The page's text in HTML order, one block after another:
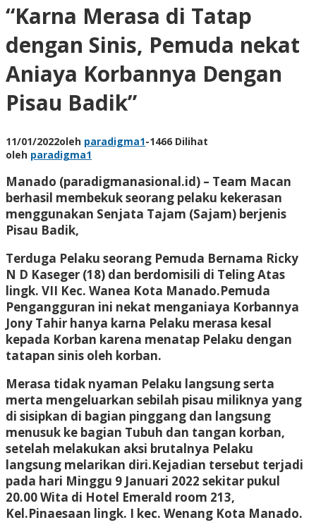
“Karna Merasa di Tatap
dengan Sinis, Pemuda nekat
Aniaya Korbannya Dengan
Pisau Badik”
11/01/2022oleh paradigma1-1466 Dilihat
oleh paradigma1
Manado (paradigmanasional.id) – Team Macan
berhasil membekuk seorang pelaku kekerasan
menggunakan Senjata Tajam (Sajam) berjenis
Pisau Badik,
Terduga Pelaku seorang Pemuda Bernama Ricky
N D Kaseger (18) dan berdomisili di Teling Atas
lingk. VII Kec. Wanea Kota Manado.Pemuda
Pengangguran ini nekat menganiaya Korbannya
Jony Tahir hanya karna Pelaku merasa kesal
kepada Korban karena menatap Pelaku dengan
tatapan sinis oleh korban.
Merasa tidak nyaman Pelaku langsung serta
merta mengeluarkan sebilah pisau miliknya yang
di sisipkan di bagian pinggang dan langsung
menusuk ke bagian Tubuh dan tangan korban,
setelah melakukan aksi brutalnya Pelaku
langsung melarikan diri.Kejadian tersebut terjadi
pada hari Minggu 9 Januari 2022 sekitar pukul
20.00 Wita di Hotel Emerald room 213,
Kel.Pinaesaan lingk. I kec. Wenang Kota Manado.